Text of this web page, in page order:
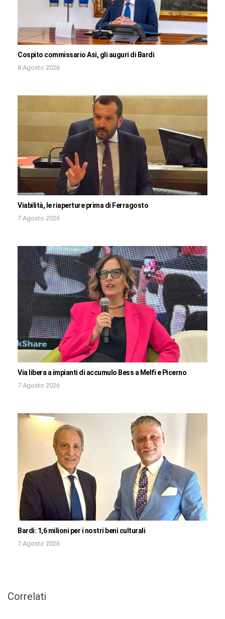
Cospito commissario Asi, gli auguri di Bardi
8 Agosto 2026
Viabilità, le riaperture prima di Ferragosto
7 Agosto 2026
Via libera a impianti di accumulo Bess a Melfi e Picerno
7 Agosto 2026
Bardi: 1,6 milioni per i nostri beni culturali
7 Agosto 2026
Correlati